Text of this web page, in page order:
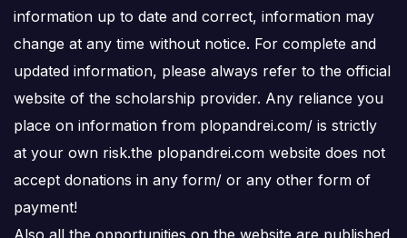
information up to date and correct, information may
change at any time without notice. For complete and
updated information, please always refer to the official
website of the scholarship provider. Any reliance you
place on information from plopandrei.com/ is strictly
at your own risk.the plopandrei.com website does not
accept donations in any form/ or any other form of
payment!